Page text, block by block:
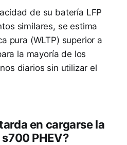
de su batería LFP
similares, se estima
pura (WLTP) superior a
la mayoría de los
diarios sin utilizar el
en cargarse la
PHEV?